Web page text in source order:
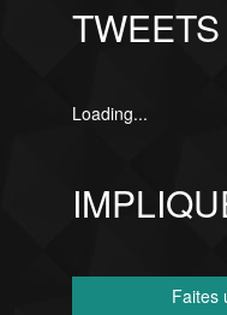
TWEETS
Loading...
Faites